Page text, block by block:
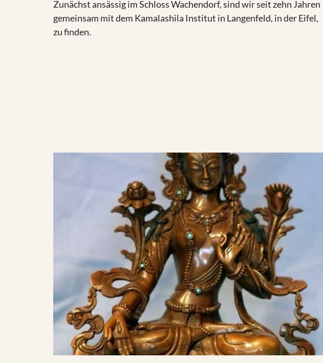
Zunächst ansässig im Schloss Wachendorf, sind wir seit zehn Jahren
gemeinsam mit dem Kamalashila Institut in Langenfeld, in der Eifel,
zu finden.